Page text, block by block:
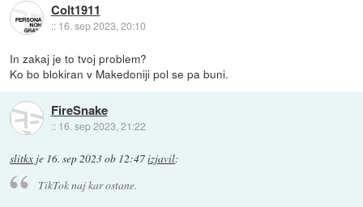
Colt1911
:: 16. sep 2023, 20:10
In zakaj je to tvoj problem?
Ko bo blokiran v Makedoniji pol se pa buni.
FireSnake
:: 16. sep 2023, 21:22
slitkx je 16. sep 2023 ob 12:47izjavil:
TikTok naj kar ostane.